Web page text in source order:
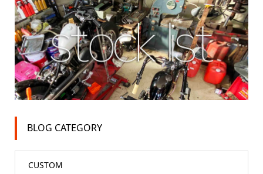
BLOG CATEGORY
CUSTOM